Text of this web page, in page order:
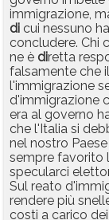
immigrazione,
di cui nessuno
concludere. Chi
ne è diretta
falsamente che
l'immigrazione
d'immigrazione
era al governo
che l'Italia si
nel nostro
sempre favorito
specularci
Sul reato
rendere più
costi a carico